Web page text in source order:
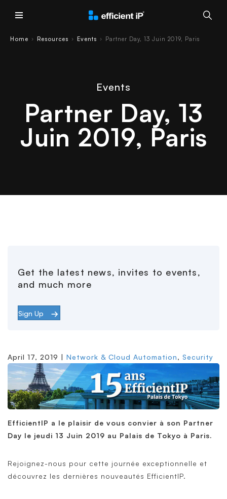
Home › Resources › Events › Partner Day, 13 Juin 2019, Paris
Events
Partner Day, 13
Juin 2019, Paris
Get the latest news, invites to events,
and much more
Sign Up
April 17, 2019 | Network & Cloud Automation, Security
EfficientIP a le plaisir de vous convier à son Partner
Day le jeudi 13 Juin 2019 au Palais de Tokyo à Paris.
Rejoignez-nous pour cette journée exceptionnelle et
découvrez les dernières nouveautés EfficientIP.